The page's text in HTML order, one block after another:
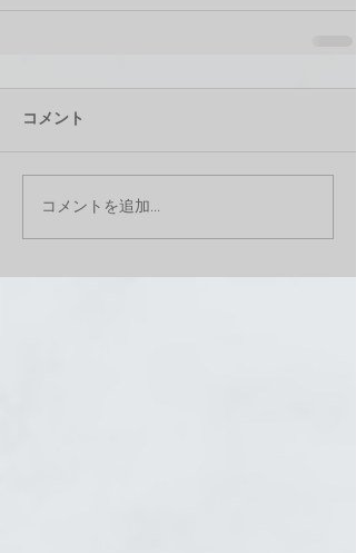
コメント
コメントを追加…